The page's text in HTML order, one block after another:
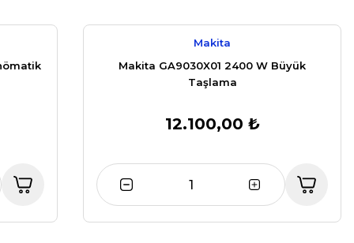
Makita
Makita GA9030X01 2400 W Büyük
Taşlama
12.100,00 ₺